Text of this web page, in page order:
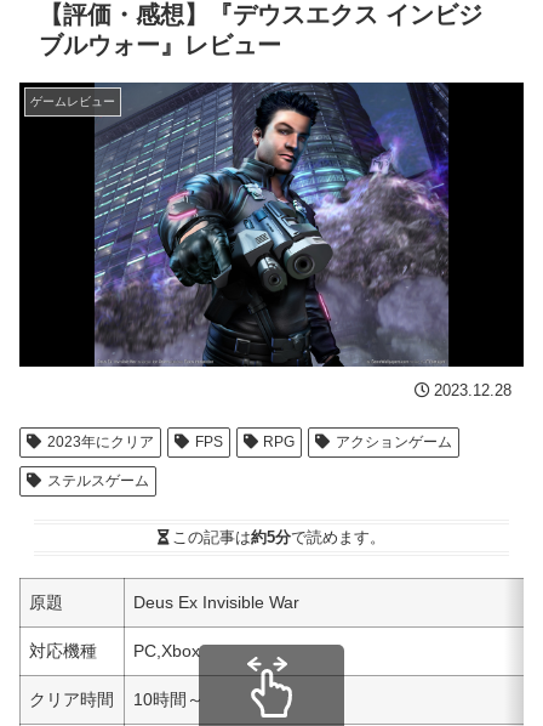
【評価・感想】『デウスエクス インビジ
ブルウォー』レビュー
ゲームレビュー
2023.12.28
2023年にクリア FPS RPG アクションゲーム
ステルスゲーム
この記事は約5分で読めます。
原題 Deus Ex Invisible War
対応機種 PC,Xbox
クリア時間 10時間～